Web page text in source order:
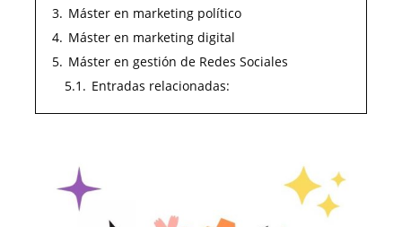
3. Máster en marketing político
4. Máster en marketing digital
5. Máster en gestión de Redes Sociales
5.1. Entradas relacionadas: